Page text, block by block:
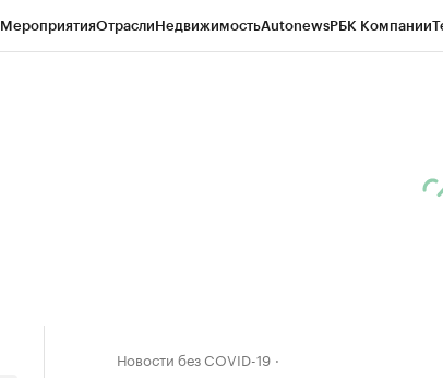
МероприятияОтраслиНедвижимостьAutonewsРБК Компании
Новости без COVID-19